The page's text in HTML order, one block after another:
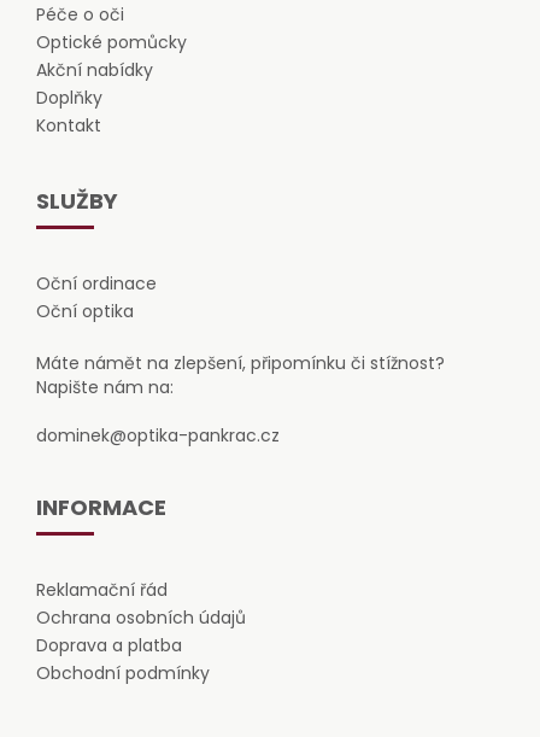
Péče o oči
Optické pomůcky
Akční nabídky
Doplňky
Kontakt
SLUŽBY
Oční ordinace
Oční optika
Máte námět na zlepšení, připomínku či stížnost?
Napište nám na:
dominek@optika-pankrac.cz
INFORMACE
Reklamační řád
Ochrana osobních údajů
Doprava a platba
Obchodní podmínky